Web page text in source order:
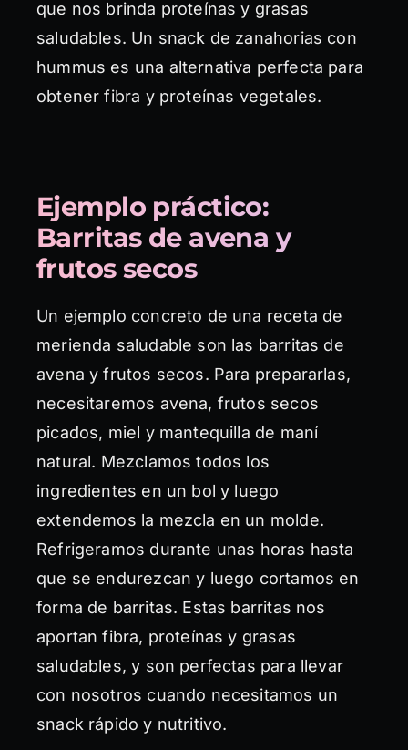
que nos brinda proteínas y grasas
saludables. Un snack de zanahorias con
hummus es una alternativa perfecta para
obtener fibra y proteínas vegetales.
Ejemplo práctico:
Barritas de avena y
frutos secos
Un ejemplo concreto de una receta de
merienda saludable son las barritas de
avena y frutos secos. Para prepararlas,
necesitaremos avena, frutos secos
picados, miel y mantequilla de maní
natural. Mezclamos todos los
ingredientes en un bol y luego
extendemos la mezcla en un molde.
Refrigeramos durante unas horas hasta
que se endurezcan y luego cortamos en
forma de barritas. Estas barritas nos
aportan fibra, proteínas y grasas
saludables, y son perfectas para llevar
con nosotros cuando necesitamos un
snack rápido y nutritivo.